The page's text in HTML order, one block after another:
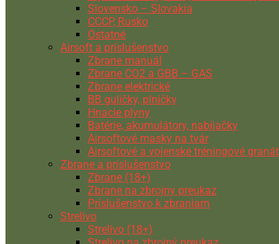
Slovensko – Slovakia
CCCP, Rusko
Ostatné
Airsoft a príslušenstvo
Zbrane manuál
Zbrane CO2 a GBB – GAS
Zbrane elektrické
BB guličky, plničky
Hnacie plyny
Batérie, akumulátory, nabíjačky
Airsoftové masky na tvár
Airsoftové a vojenské tréningové
Zbrane a príslušenstvo
Zbrane (18+)
Zbrane na zbrojny preukaz
Príslušenstvo k zbraniam
Strelivo
Strelivo (18+)